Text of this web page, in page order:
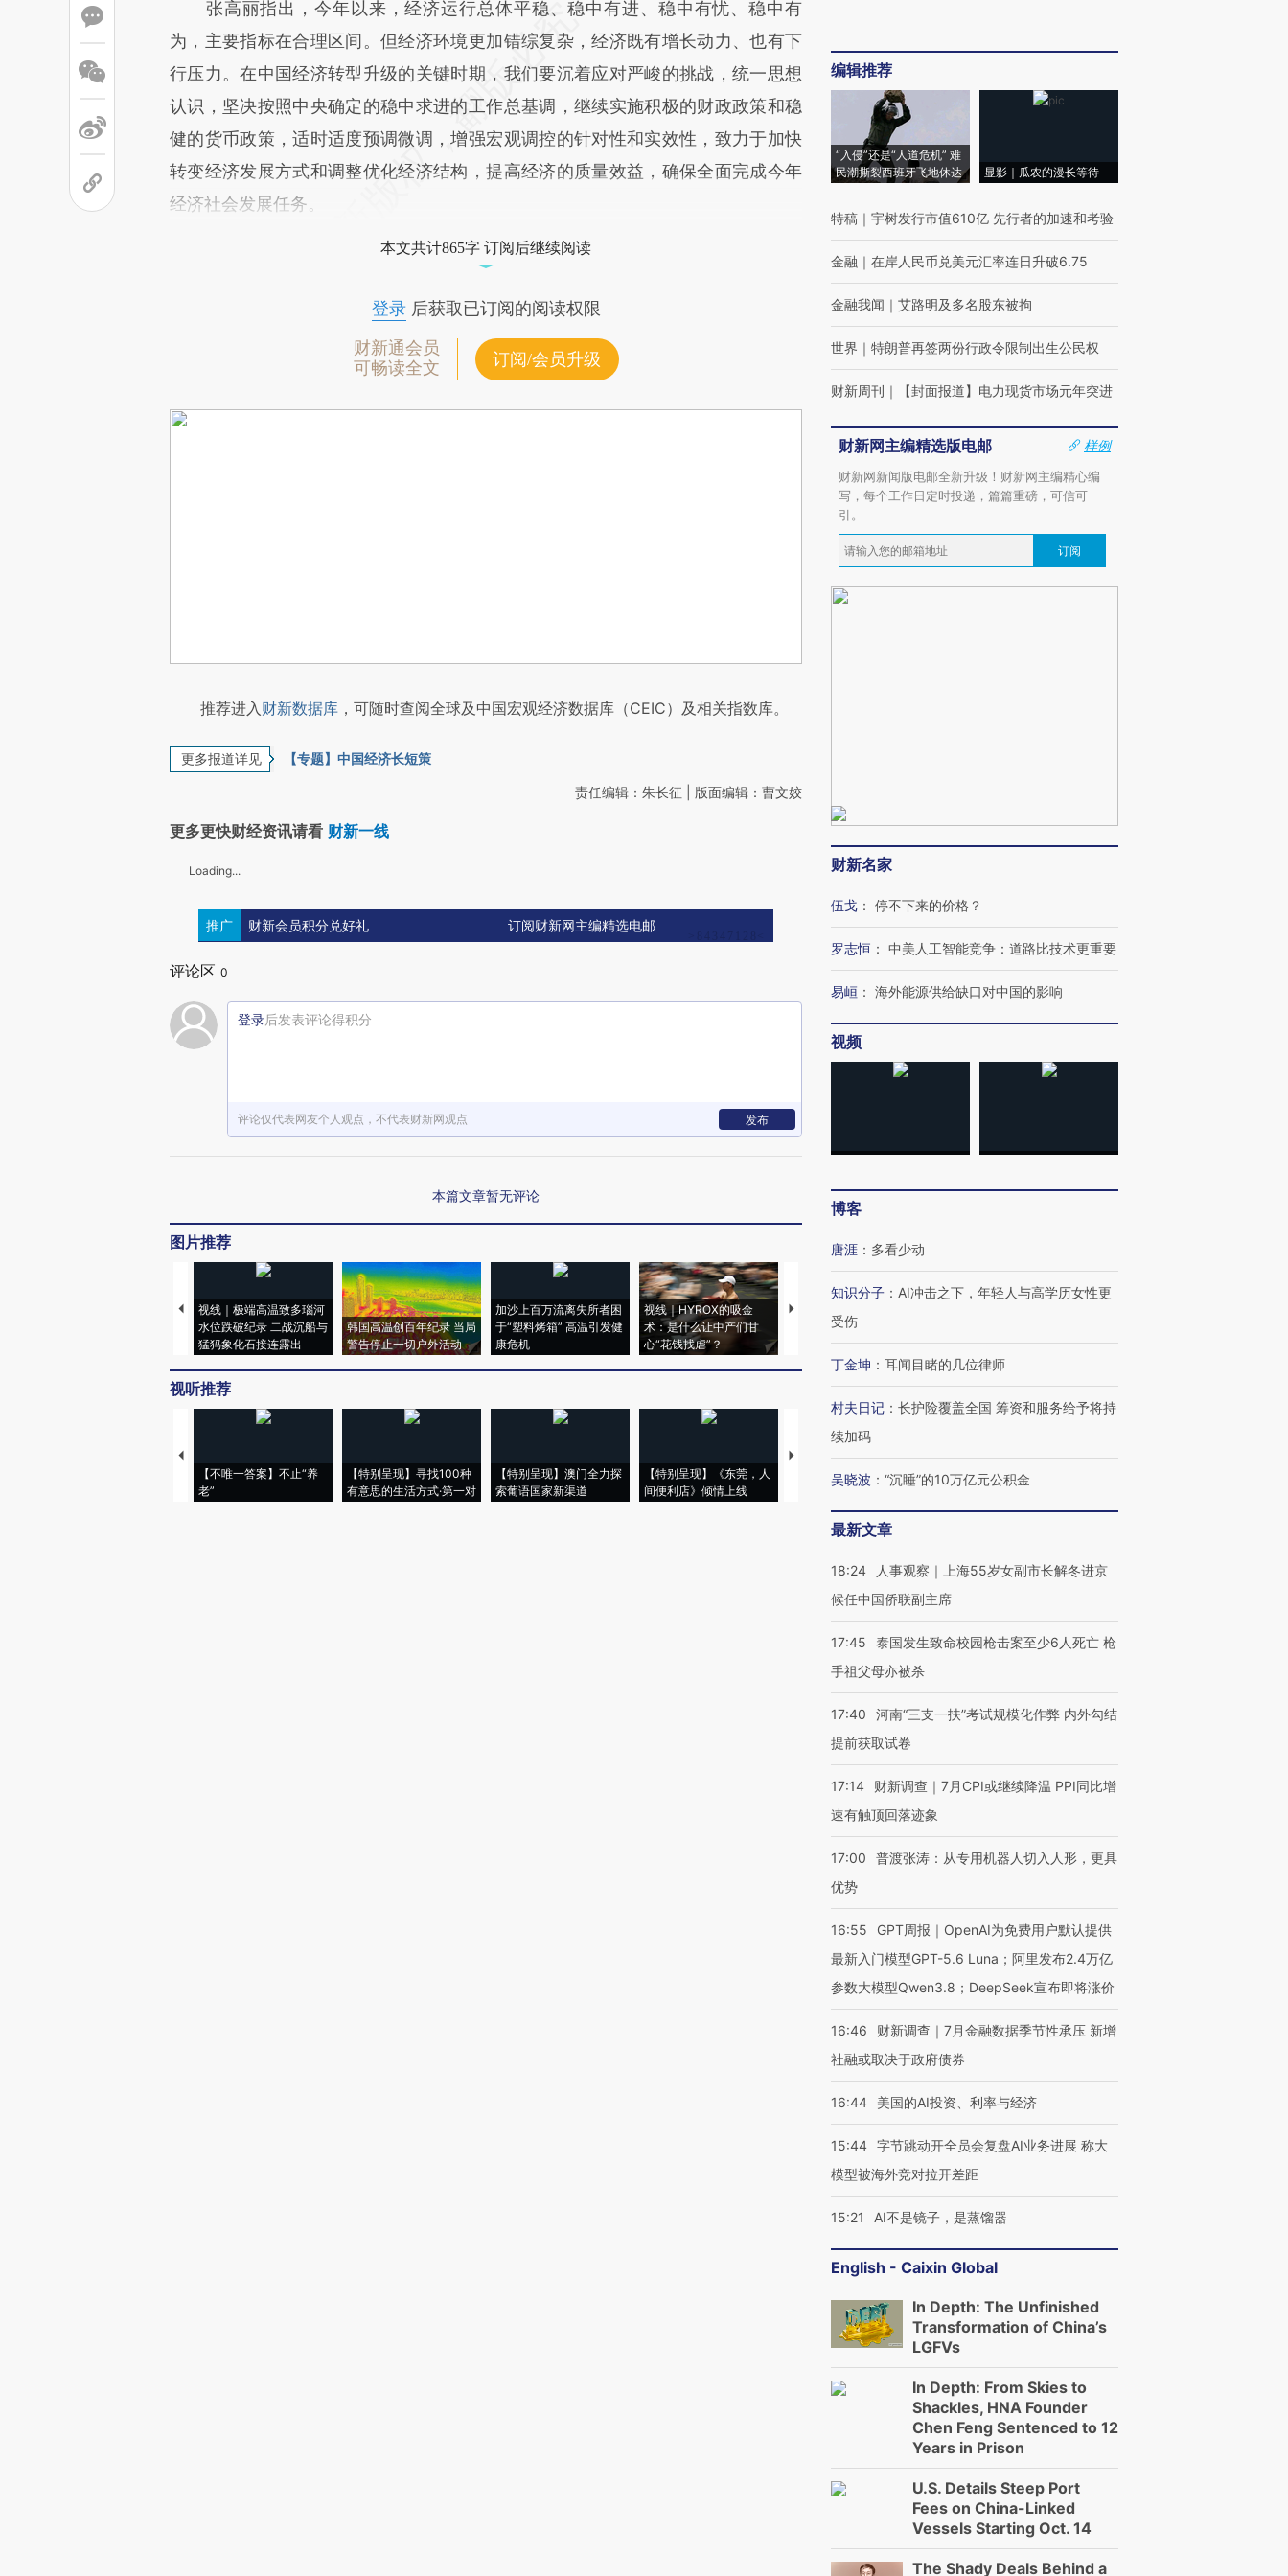
张高丽指出，今年以来，经济运行总体平稳、稳中有进、稳中有忧、稳中有
为，主要指标在合理区间。但经济环境更加错综复杂，经济既有增长动力、也有下
行压力。在中国经济转型升级的关键时期，我们要沉着应对严峻的挑战，统一思想
认识，坚决按照中央确定的稳中求进的工作总基调，继续实施积极的财政政策和稳
健的货币政策，适时适度预调微调，增强宏观调控的针对性和实效性，致力于加快
转变经济发展方式和调整优化经济结构，提高经济的质量效益，确保全面完成今年
经济社会发展任务。
本文共计865字 订阅后继续阅读
登录后获取已订阅的阅读权限
财新通会员
可畅读全文
订阅/会员升级
推荐进入财新数据库 ，可随时查阅全球及中国宏观经济数据库（CEIC）及相关指数库。
更多报道详见 【专题】中国经济长短策
责任编辑：朱长征 | 版面编辑：曹文姣
更多更快财经资讯请看 财新一线
Loading...
推广 财新会员积分兑好礼 订阅财新网主编精选电邮
评论区 0
登录后发表评论得积分
评论仅代表网友个人观点，不代表财新网观点 发布
本篇文章暂无评论
图片推荐
视线｜极端高温致多瑙河
水位跌破纪录 二战沉船与
猛犸象化石接连露出
韩国高温创百年纪录 当局
警告停止一切户外活动
加沙上百万流离失所者困
于“塑料烤箱” 高温引发健
康危机
视线｜HYROX的吸金
术：是什么让中产们甘
心“花钱找虐”？
马航飞行员跨国走私7万
粒摇头丸 尿检体内含3种
育部长拱下台
飞地休达
视听推荐
【不唯一答案】不止“养
老”
【特别呈现】寻找100种
有意思的生活方式·第一对
【特别呈现】澳门全力探
索葡语国家新渠道
【特别呈现】《东莞，人
间便利店》倾情上线
【推广】走进第四届链博
会，让数智科技“链”接产
【特别呈现】寻找100种
有意思的生活方式·第三对
【商旅对话】华住集团
编辑推荐
“入侵”还是“人道危机” 难
民潮撕裂西班牙飞地休达
显影｜瓜农的漫长等待
特稿 ｜ 宇树发行市值610亿 先行者的加速和考验
金融 ｜ 在岸人民币兑美元汇率连日升破6.75
金融我闻 ｜ 艾路明及多名股东被拘
世界 ｜ 特朗普再签两份行政令限制出生公民权
财新周刊 ｜ 【封面报道】电力现货市场元年突进
财新网主编精选版电邮
样例
财新网新闻版电邮全新升级！财新网主编精心编
写，每个工作日定时投递，篇篇重磅，可信可
引。
订阅
财新名家
伍戈 ： 停不下来的价格？
罗志恒 ： 中美人工智能竞争：道路比技术更重要
易峘 ： 海外能源供给缺口对中国的影响
视频
博客
唐涯 ： 多看少动
知识分子 ： AI冲击之下，年轻人与高学历女性更
受伤
丁金坤 ： 耳闻目睹的几位律师
村夫日记 ： 长护险覆盖全国 筹资和服务给予将持
续加码
吴晓波 ： “沉睡”的10万亿元公积金
最新文章
18:24
人事观察｜上海55岁女副市长解冬进京
候任中国侨联副主席
17:45
泰国发生致命校园枪击案至少6人死亡 枪
手祖父母亦被杀
17:40
河南“三支一扶”考试规模化作弊 内外勾结
提前获取试卷
17:14
财新调查｜7月CPI或继续降温 PPI同比增
速有触顶回落迹象
17:00
普渡张涛：从专用机器人切入人形，更具
优势
16:55
GPT周报｜OpenAI为免费用户默认提供
最新入门模型GPT-5.6 Luna；阿里发布2.4万亿
参数大模型Qwen3.8；DeepSeek宣布即将涨价
16:46
财新调查｜7月金融数据季节性承压 新增
社融或取决于政府债券
16:44 美国的AI投资、利率与经济
15:44 字节跳动开全员会复盘AI业务进展 称大
模型被海外竞对拉开差距
15:21 AI不是镜子，是蒸馏器
English - Caixin Global
In Depth: The Unfinished
Transformation of China’s
LGFVs
In Depth: From Skies to
Shackles, HNA Founder
Chen Feng Sentenced to 12
Years in Prison
U.S. Details Steep Port
Fees on China-Linked
Vessels Starting Oct. 14
The Shady Deals Behind a